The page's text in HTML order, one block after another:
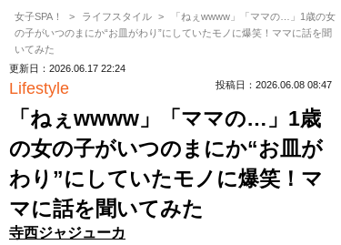
女子SPA！ ライフスタイル
「ねぇwwww」「ママの…」1歳の女
の子がいつのまにか“お皿がわり”にしていたモノに爆笑！ママに話を聞
いてみた
更新日：2026.06.17 22:24
Lifestyle 投稿日：2026.06.08 08:47
「ねぇwwww」「ママの…」1歳
の女の子がいつのまにか“お皿が
わり”にしていたモノに爆笑！マ
マに話を聞いてみた
寺西ジャジューカ